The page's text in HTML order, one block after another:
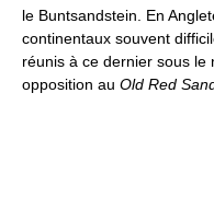
le Buntsandstein. En
continentaux souvent
réunis à ce dernier sous le
opposition au Old Red